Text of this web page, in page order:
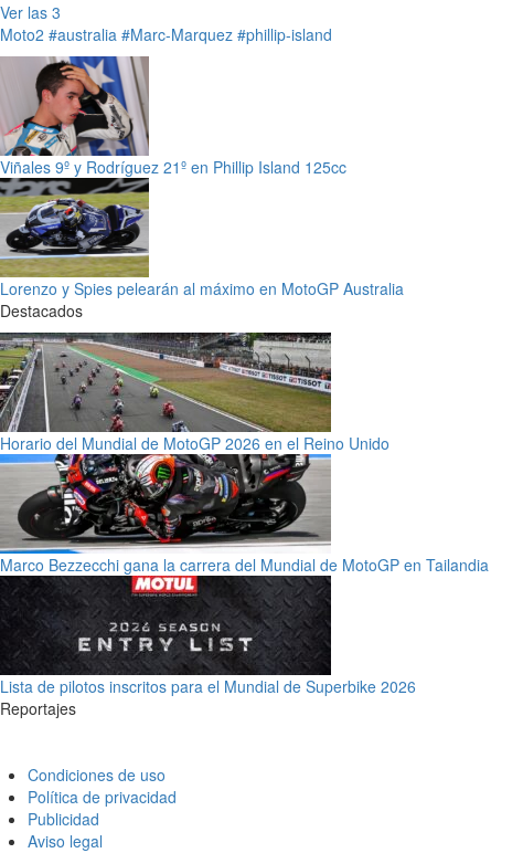
Ver las 3
Moto2 #australia #Marc-Marquez #phillip-island
Viñales 9º y Rodríguez 21º en Phillip Island 125cc
Lorenzo y Spies pelearán al máximo en MotoGP Australia
Destacados
Horario del Mundial de MotoGP 2026 en el Reino Unido
Marco Bezzecchi gana la carrera del Mundial de MotoGP en Tailandia
Lista de pilotos inscritos para el Mundial de Superbike 2026
Reportajes
Condiciones de uso
Política de privacidad
Publicidad
Aviso legal